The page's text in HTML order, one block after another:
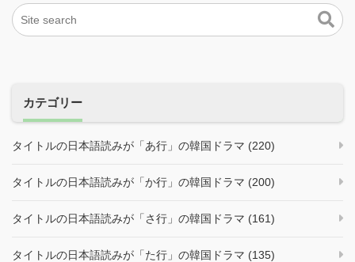
カテゴリー
タイトルの日本語読みが「あ行」の韓国ドラマ (220)
タイトルの日本語読みが「か行」の韓国ドラマ (200)
タイトルの日本語読みが「さ行」の韓国ドラマ (161)
タイトルの日本語読みが「た行」の韓国ドラマ (135)